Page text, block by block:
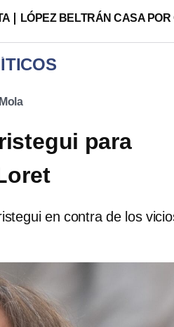
LÓPEZ BELTRÁN CASA
POLÍTICOS
para
en contra de los